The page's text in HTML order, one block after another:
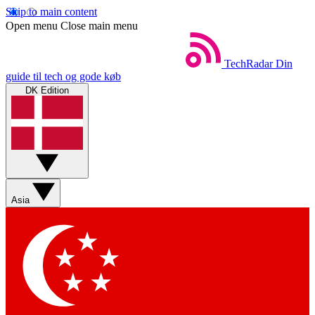
Skip to main content
Open menu Close main menu
TechRadar Din
guide til tech og gode køb
DK Edition
Asia